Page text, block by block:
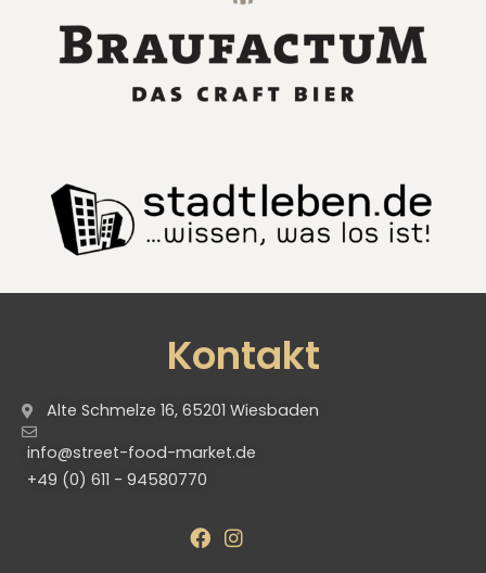
Kontakt
Alte Schmelze 16, 65201 Wiesbaden
info@street-food-market.de
+49 (0) 611 - 94580770